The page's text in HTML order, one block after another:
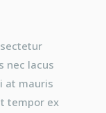
nec lacus
at mauris
tempor ex